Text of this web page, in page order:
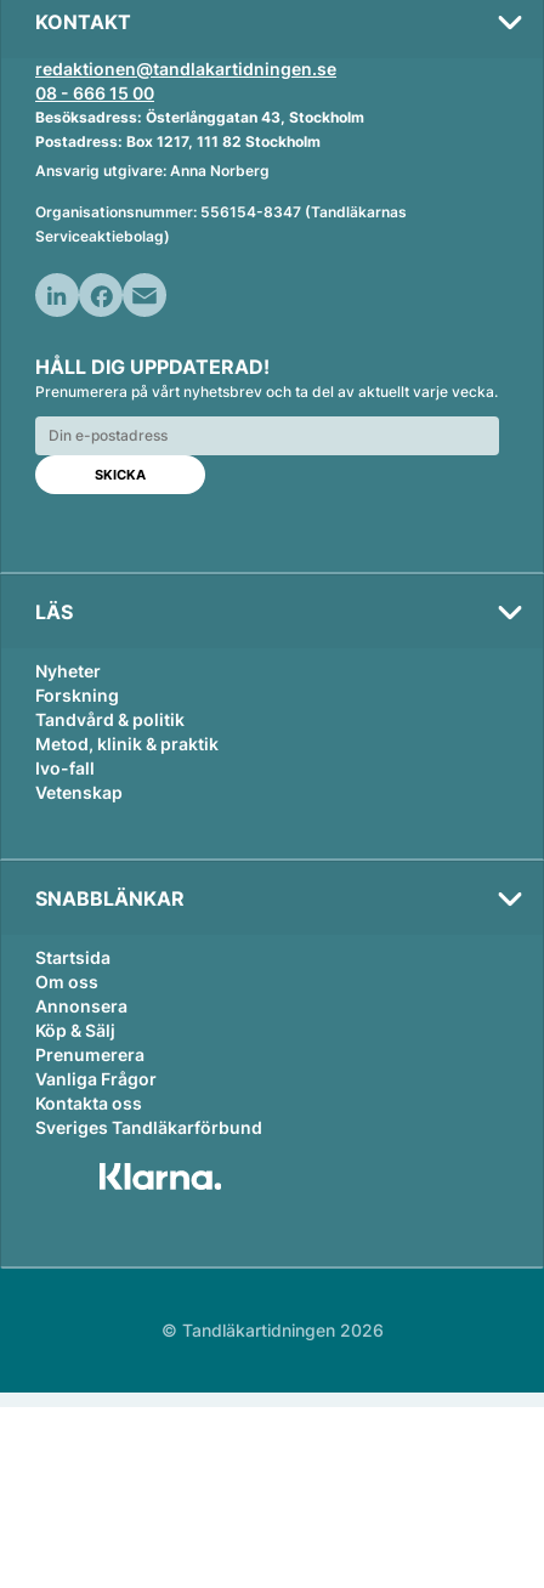
KONTAKT
redaktionen@tandlakartidningen.se
08 - 666 15 00
Besöksadress: Österlånggatan 43, Stockholm
Postadress: Box 1217, 111 82 Stockholm
Ansvarig utgivare: Anna Norberg
Organisationsnummer: 556154-8347 (Tandläkarnas
Serviceaktiebolag)
n
k
e
d
n
c
e
b
o
o
k
a
i
l
HÅLL DIG UPPDATERAD!
Prenumerera på vårt nyhetsbrev och ta del av aktuellt varje vecka.
LÄS
Nyheter
Forskning
Tandvård & politik
Metod, klinik & praktik
Ivo-fall
Vetenskap
SNABBLÄNKAR
Startsida
Om oss
Annonsera
Köp & Sälj
Prenumerera
Vanliga Frågor
Kontakta oss
Sveriges Tandläkarförbund
© Tandläkartidningen 2026